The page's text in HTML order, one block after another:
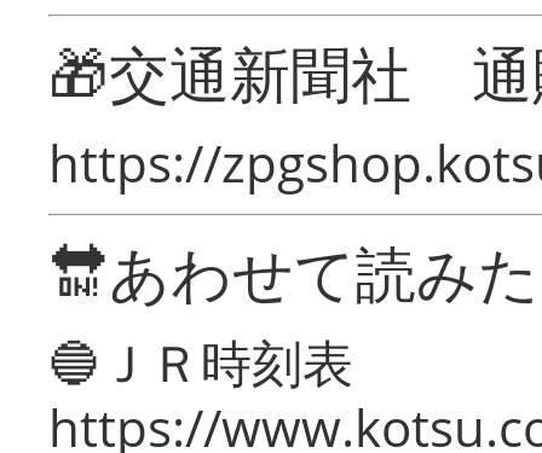
🎁交通新聞社
https://
🔛あわせて読み
🔵ＪＲ時刻表
https://